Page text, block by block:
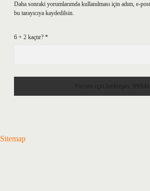
Daha sonraki yorumlarımda kullanılması için adım, e-
bu tarayıcıya kaydedilsin.
6 + 2 kaçtır? *
Sitemap